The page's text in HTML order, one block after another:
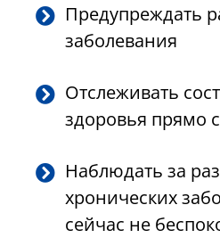
Предупреждать
заболевания
Отслеживать
здоровья прямо
Наблюдать за
хронических
сейчас не